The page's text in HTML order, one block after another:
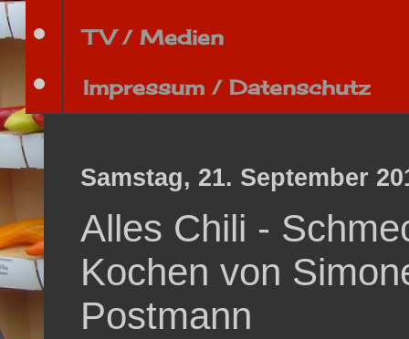
TV / Medien
Impressum / Datenschutz
Samstag, 21. September
Alles Chili -
Kochen von
Postmann